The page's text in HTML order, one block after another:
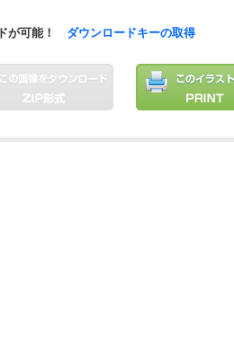
が可能！ ダウンロードキーの取得